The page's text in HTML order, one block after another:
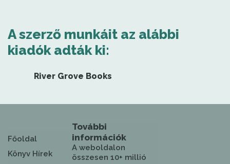
A szerző munkáit az alábbi
kiadók adták ki:
River Grove Books
Főoldal
Könyv Hírek
További
információk
A weboldalon
összesen 10+ millió